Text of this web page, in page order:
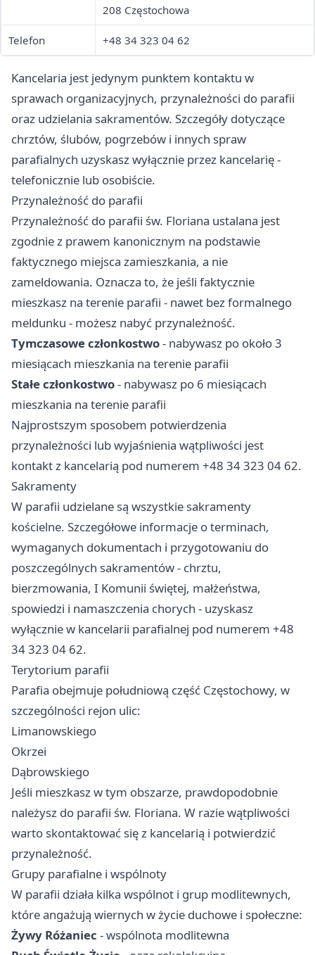
208 Częstochowa
Telefon +48 34 323 04 62
Kancelaria jest jedynym punktem kontaktu w
sprawach organizacyjnych, przynależności do parafii
oraz udzielania sakramentów. Szczegóły dotyczące
chrztów, ślubów, pogrzebów i innych spraw
parafialnych uzyskasz wyłącznie przez kancelarię -
telefonicznie lub osobiście.
Przynależność do parafii
Przynależność do parafii św. Floriana ustalana jest
zgodnie z prawem kanonicznym na podstawie
faktycznego miejsca zamieszkania, a nie
zameldowania. Oznacza to, że jeśli faktycznie
mieszkasz na terenie parafii - nawet bez formalnego
meldunku - możesz nabyć przynależność.
Tymczasowe członkostwo- nabywasz po około 3
miesiącach mieszkania na terenie parafii
Stałe członkostwo- nabywasz po 6 miesiącach
mieszkania na terenie parafii
Najprostszym sposobem potwierdzenia
przynależności lub wyjaśnienia wątpliwości jest
kontakt z kancelarią pod numerem +48 34 323 04 62.
Sakramenty
W parafii udzielane są wszystkie sakramenty
kościelne. Szczegółowe informacje o terminach,
wymaganych dokumentach i przygotowaniu do
poszczególnych sakramentów - chrztu,
bierzmowania, I Komunii świętej, małżeństwa,
spowiedzi i namaszczenia chorych - uzyskasz
wyłącznie w kancelarii parafialnej pod numerem +48
34 323 04 62.
Terytorium parafii
Parafia obejmuje południową część Częstochowy, w
szczególności rejon ulic:
Limanowskiego
Okrzei
Dąbrowskiego
Jeśli mieszkasz w tym obszarze, prawdopodobnie
należysz do parafii św. Floriana. W razie wątpliwości
warto skontaktować się z kancelarią i potwierdzić
przynależność.
Grupy parafialne i wspólnoty
W parafii działa kilka wspólnot i grup modlitewnych,
które angażują wiernych w życie duchowe i społeczne:
Żywy Różaniec - wspólnota modlitewna